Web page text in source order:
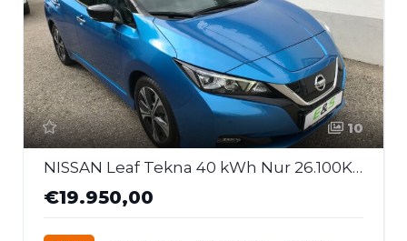
10
NISSAN Leaf Tekna 40 kWh Nur 26.100KM!!
€19.950,00